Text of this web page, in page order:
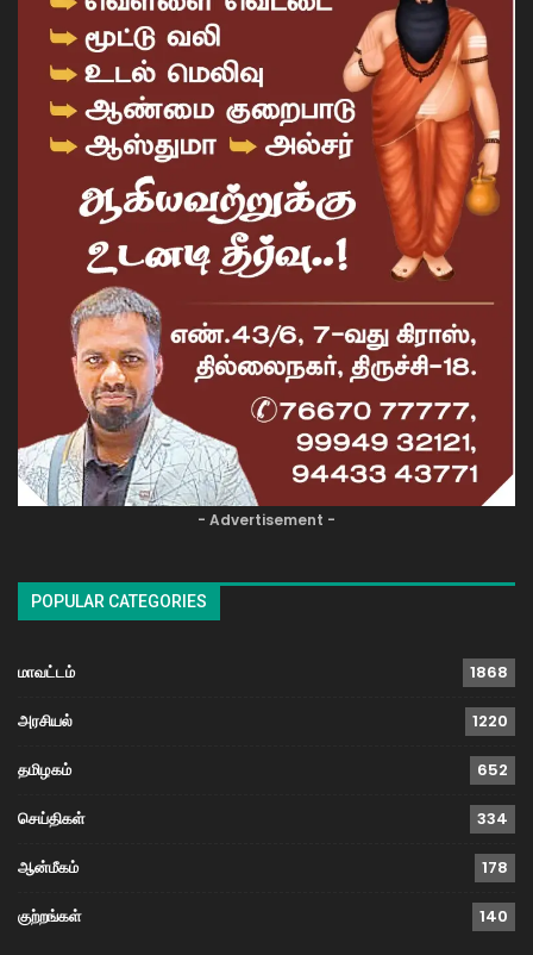
- Advertisement -
POPULAR CATEGORIES
மாவட்டம் 1868
அரசியல் 1220
தமிழகம் 652
செய்திகள் 334
ஆன்மீகம் 178
குற்றங்கள் 140